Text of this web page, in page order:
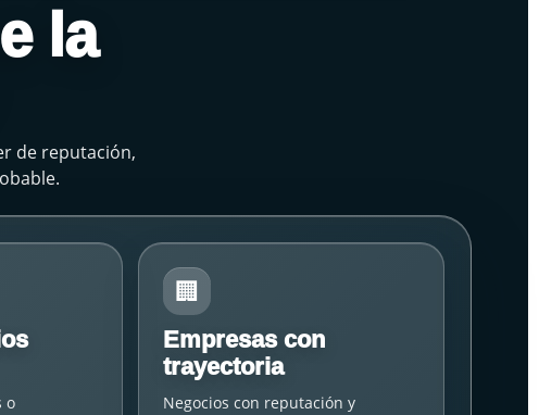
la
de reputación,
o
🏢
Empresas con
trayectoria
Negocios con reputación y